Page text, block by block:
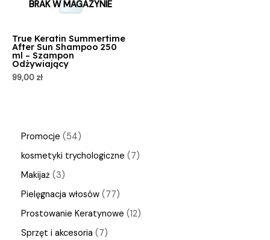
Promocje 54
kosmetyki trychologiczne 7
Makijaż 3
Pielęgnacja włosów 77
Prostowanie Keratynowe 12
Sprzęt i akcesoria 7
BRAK W MAGAZYNIE
True Keratin Summertime
After Sun Shampoo 250
ml – Szampon
Odżywiający
99,00 zł